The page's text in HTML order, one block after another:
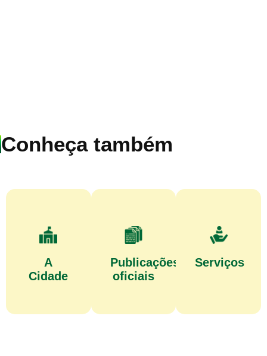
Conheça também
A
Cidade
Publicações
oficiais
Serviços